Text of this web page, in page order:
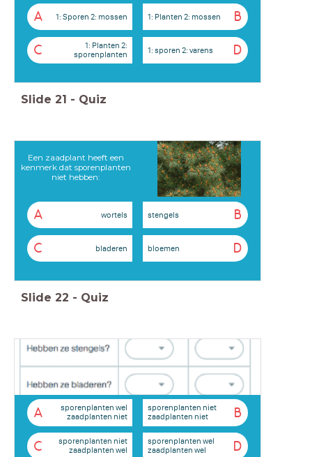
A 1: Sporen 2: mossen B
1: Planten 2: mossen
C
1: Planten 2:
sporenplanten
D
1: sporen 2: varens
Slide 21 - Quiz
Een zaadplant heeft een
kenmerk dat sporenplanten
niet hebben:
A wortels B
stengels
C bladeren D
bloemen
Slide 22 - Quiz
A
sporenplanten wel
zaadplanten niet
B
sporenplanten niet
zaadplanten niet
C
sporenplanten niet
zaadplanten wel
D
sporenplanten wel
zaadplanten wel